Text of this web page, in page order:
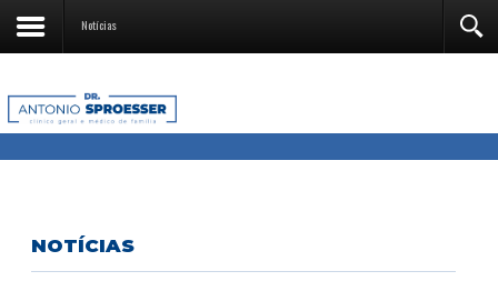
Notícias
NOTÍCIAS